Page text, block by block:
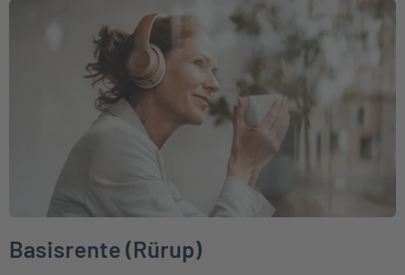
Weiter zu Basisrente (Rürup)
Basisrente (Rürup)